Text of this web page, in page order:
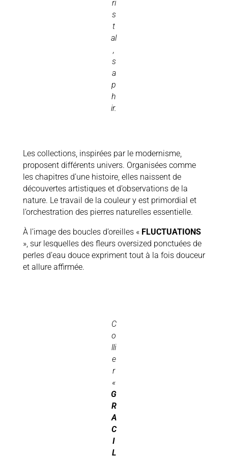
ri
s
t
al
s
a
p
h
ir.
Les collections, inspirées par le modernisme,
proposent différents univers. Organisées comme
les chapitres d’une histoire, elles naissent de
découvertes artistiques et d’observations de la
nature. Le travail de la couleur y est primordial et
l’orchestration des pierres naturelles essentielle.
À l’image des boucles d’oreilles « FLUCTUATIONS
», sur lesquelles des fleurs oversized ponctuées de
perles d’eau douce expriment tout à la fois douceur
et allure affirmée.
C
o
lli
e
r
«
G
R
A
C
I
L